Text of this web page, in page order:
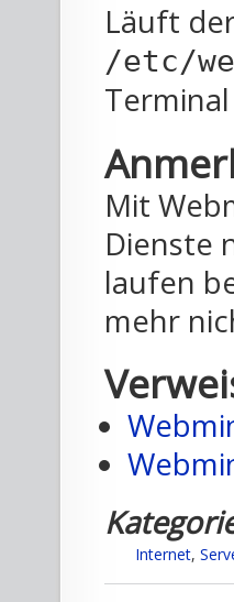
Läuft
/etc/
Mit
Dienste
laufen
mehr
Internet,